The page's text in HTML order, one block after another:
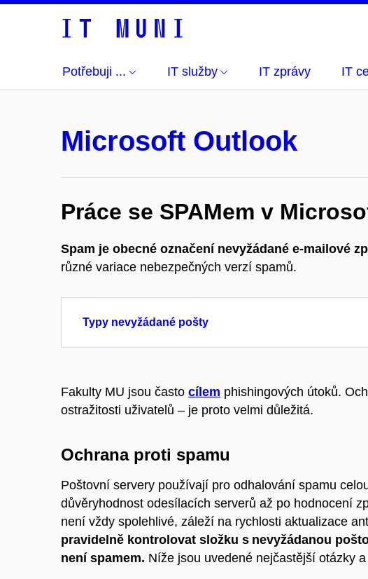
Potřebuji ... IT služby IT zprávy IT
Microsoft Outlook
Práce se SPAMem v
Spam je obecné označení nevyžádané e-mailové
různé variace nebezpečných verzí spamů.
Typy nevyžádané pošty
Fakulty MU jsou často cílem phishingových útoků.
ostražitosti uživatelů – je proto velmi důležitá.
Ochrana proti spamu
Poštovní servery používají pro odhalování spamu
důvěryhodnost odesílacích serverů až po hodnocení
není vždy spolehlivé, záleží na rychlosti aktualizace
pravidelně kontrolovat složku s nevyžádanou
není spamem. Níže jsou uvedené nejčastější otázky